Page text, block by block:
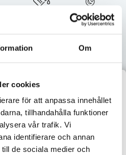
Om
cookies
för att anpassa innehållet
tillhandahålla funktioner
vår trafik. Vi
identifierare och annan
de sociala medier och
Gasol & lödning
till
som: